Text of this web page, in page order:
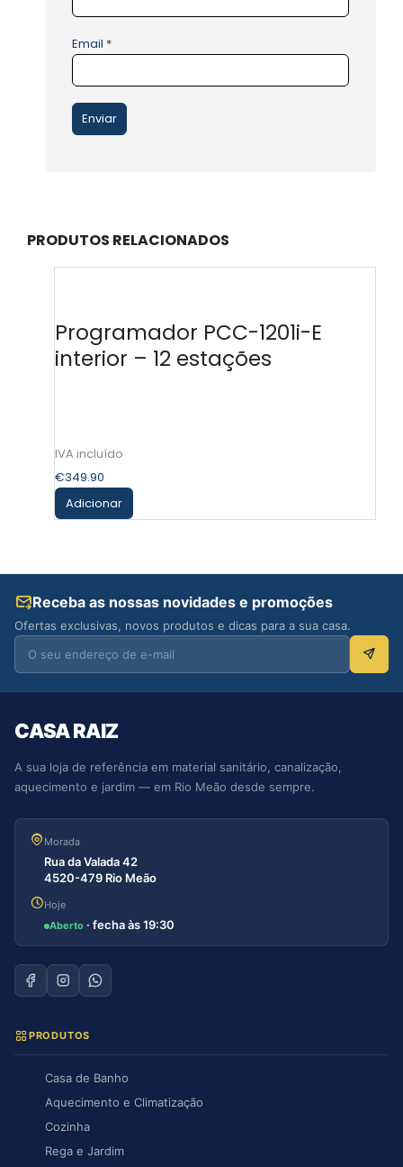
Email *
PRODUTOS RELACIONADOS
Programador PCC-1201i-E
interior – 12 estações
€349.90
Adicionar
Receba as nossas novidades e promoções
Ofertas exclusivas, novos produtos e dicas para a sua casa.
CASA RAIZ
A sua loja de referência em material sanitário, canalização,
aquecimento e jardim — em Rio Meão desde sempre.
Morada
Rua da Valada 42
4520-479 Rio Meão
Hoje
Aberto · fecha às 19:30
PRODUTOS
Casa de Banho
Aquecimento e Climatização
Cozinha
Rega e Jardim